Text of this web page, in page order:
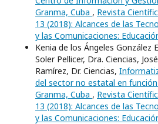
Granma, Cuba , Revista
13 (2018): Alcances de las
y las Comunicaciones:
Kenia de los Ángeles González
Soler Pellicer, Dra. Ciencias,
Ramírez, Dr. Ciencias,
del sector no estatal en
Granma, Cuba , Revista
13 (2018): Alcances de las
y las Comunicaciones: